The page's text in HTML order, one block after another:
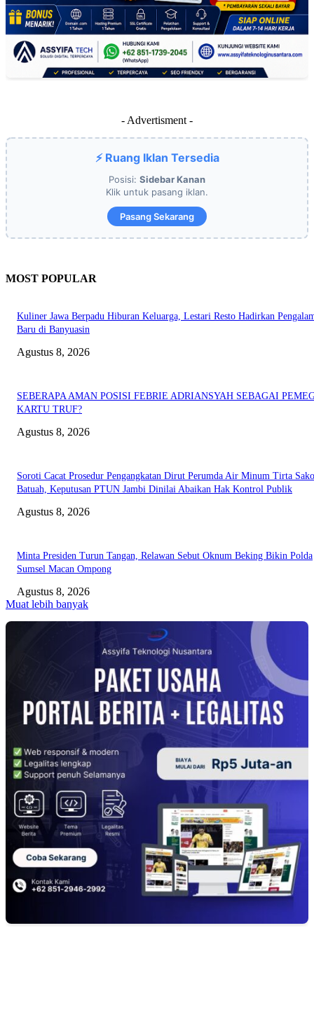
- Advertisment -
⚡ Ruang Iklan Tersedia
Posisi: Sidebar Kanan
Klik untuk pasang iklan.
Pasang Sekarang
MOST POPULAR
Kuliner Jawa Berpadu Hiburan Keluarga, Lestari Resto Hadirkan
Baru di Banyuasin
Agustus 8, 2026
SEBERAPA AMAN POSISI FEBRIE ADRIANSYAH SEBAGAI
KARTU TRUF?
Agustus 8, 2026
Soroti Cacat Prosedur Pengangkatan Dirut Perumda Air Minum Tirta Sako
Batuah, Keputusan PTUN Jambi Dinilai Abaikan Hak Kontrol Publik
Agustus 8, 2026
Minta Presiden Turun Tangan, Relawan Sebut Oknum Beking Bikin Polda
Sumsel Macan Ompong
Agustus 8, 2026
Muat lebih banyak